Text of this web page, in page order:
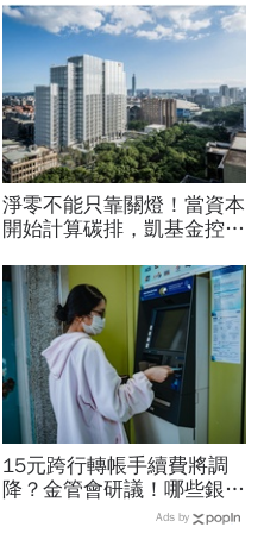
淨零不能只靠關燈！當資本
開始計算碳排，凱基金控如
15元跨行轉帳手續費將調
降？金管會研議！哪些銀行
已免手續費？數位帳戶、薪
Ads by